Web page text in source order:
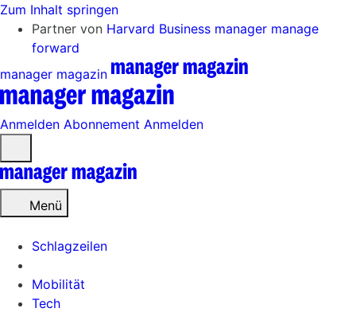
Zum Inhalt springen
Partner von Harvard Business manager manage
forward
manager magazin
Anmelden Abonnement Anmelden
öffnen
Menü
Schlagzeilen
Mobilität
Tech